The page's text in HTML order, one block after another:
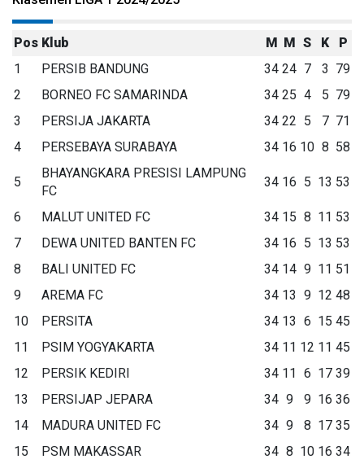
Pos Klub M M S K
P
1
PERSIB BANDUNG 34 24 7 3 79
2
BORNEO FC SAMARINDA 34 25 4 5 79
3
PERSIJA JAKARTA 34 22 5 7 71
4
PERSEBAYA SURABAYA 34 16 10 8 58
5
BHAYANGKARA PRESISI LAMPUNG
FC
34 16 5 13 53
6 MALUT UNITED FC 34 15 8 11 53
7
DEWA UNITED BANTEN FC 34 16 5 13 53
8
BALI UNITED FC 34 14 9 11 51
9
AREMA FC 34 13 9 12 48
10
PERSITA 34 13 6 15 45
11
PSIM YOGYAKARTA 34 11 12 11 45
12
PERSIK KEDIRI 34 11 6 17 39
13
PERSIJAP JEPARA 34 9 9 16 36
14
MADURA UNITED FC 34 9 8 17 35
15
PSM MAKASSAR 34 8 10 16 34